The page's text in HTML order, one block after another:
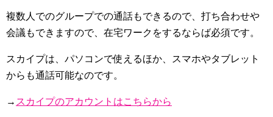
複数人でのグループでの通話もできるので、打ち合わせや
会議もできますので、在宅ワークをするならば必須です。
スカイプは、パソコンで使えるほか、スマホやタブレット
からも通話可能なのです。
→ スカイプのアカウントはこちらから